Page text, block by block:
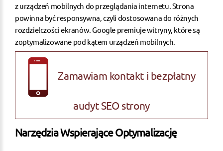
z urządzeń mobilnych do przeglądania internetu. Strona
powinna być responsywna, czyli dostosowana do różnych
rozdzielczości ekranów. Google premiuje witryny, które są
zoptymalizowane pod kątem urządzeń mobilnych.
Zamawiam kontakt i bezpłatny
audyt SEO strony
Narzędzia Wspierające Optymalizację